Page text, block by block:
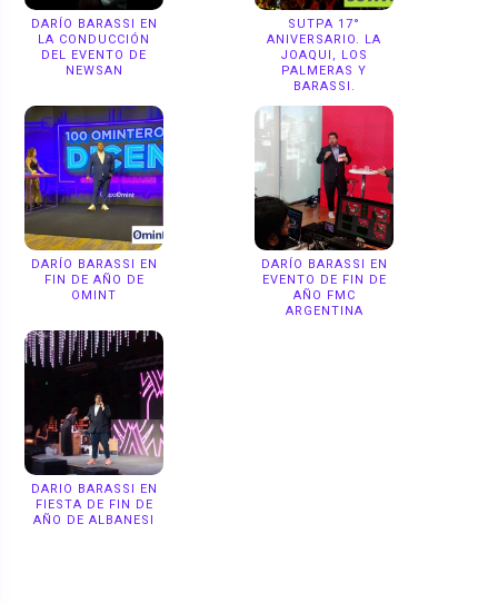
DARÍO BARASSI EN
LA CONDUCCIÓN
DEL EVENTO DE
NEWSAN
SUTPA 17°
ANIVERSARIO. LA
JOAQUI, LOS
PALMERAS Y
BARASSI.
DARÍO BARASSI EN
FIN DE AÑO DE
OMINT
DARÍO BARASSI EN
EVENTO DE FIN DE
AÑO FMC
ARGENTINA
DARIO BARASSI EN
FIESTA DE FIN DE
AÑO DE ALBANESI